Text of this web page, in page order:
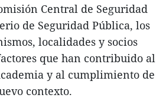
Central de Seguridad
de Seguridad Pública, los
localidades y socios
que han contribuido al
y al cumplimiento de
contexto.